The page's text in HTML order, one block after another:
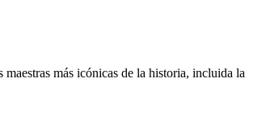
más icónicas de la historia, incluida la